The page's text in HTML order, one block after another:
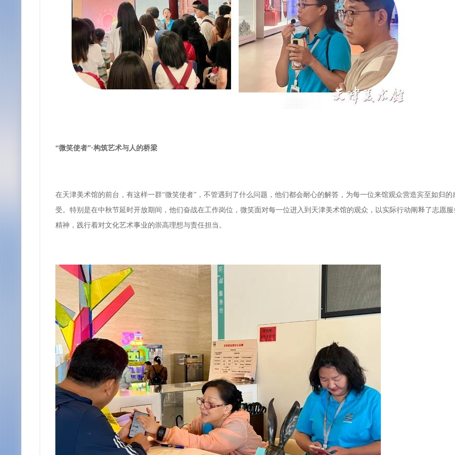
“微笑使者”·构筑艺术与人的桥梁
在天津美术馆的前台，有这样一群“微笑使者”，不管遇到了什么问题，他们都会耐心的解答，为每一位来馆观众营造宾至如归的
受。特别是在中秋节延时开放期间，他们奋战在工作岗位，微笑面对每一位进入到天津美术馆的观众，以实际行动阐释了志愿服
精神，践行着对文化艺术事业的崇高理想与责任担当。